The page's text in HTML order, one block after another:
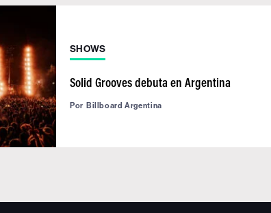
SHOWS
Solid Grooves debuta en Argentina
Por Billboard Argentina